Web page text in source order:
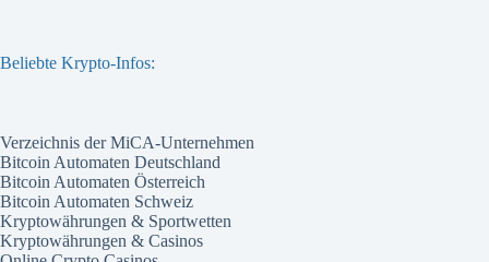
Beliebte Krypto-Infos:
Verzeichnis der MiCA-Unternehmen
Bitcoin Automaten Deutschland
Bitcoin Automaten Österreich
Bitcoin Automaten Schweiz
Kryptowährungen & Sportwetten
Kryptowährungen & Casinos